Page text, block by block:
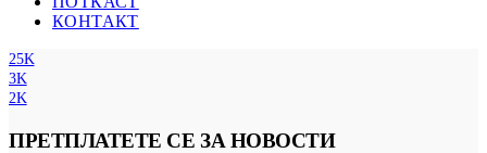
КОНТАКТ
25K
3K
2K
ПРЕТПЛАТЕТЕ СЕ ЗА НОВОСТИ